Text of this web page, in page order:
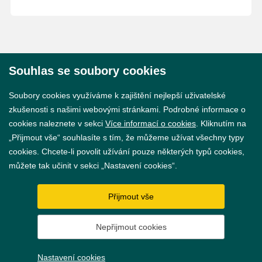
GDPR
Nastavení cookies
Souhlas se soubory cookies
Soubory cookies využíváme k zajištění nejlepší uživatelské
zkušenosti s našimi webovými stránkami. Podrobné informace o
cookies naleznete v sekci Více informací o cookies . Kliknutím na
„Přijmout vše“ souhlasíte s tím, že můžeme užívat všechny typy
cookies. Chcete-li povolit užívání pouze některých typů cookies,
můžete tak učinit v sekci „Nastavení cookies“.
Přijmout vše
Nepřijmout cookies
Nastavení cookies